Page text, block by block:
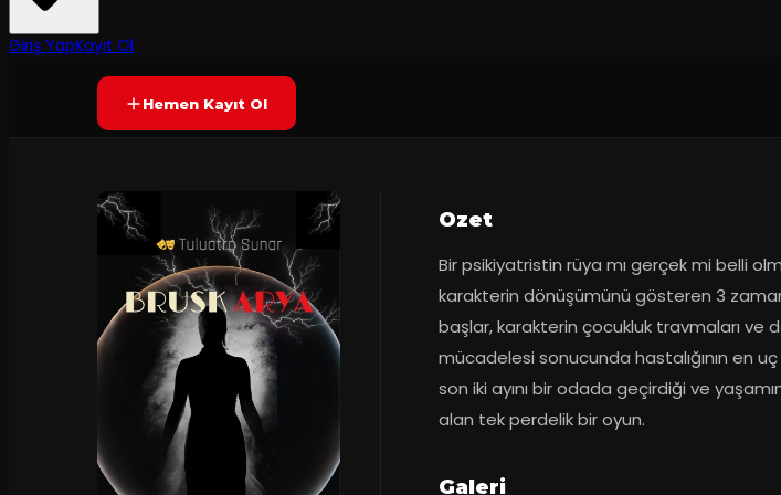
Giriş YapKayıt OlYAKINDA
Hemen Kayıt Ol
Ozet
Bir psikiyatristin rüya mı gerçek mi belli
karakterin dönüşümünü gösteren 3
başlar, karakterin çocukluk travmaları ve
mücadelesi sonucunda hastalığının en
son iki ayını bir odada geçirdiği ve
alan tek perdelik bir oyun.
Galeri